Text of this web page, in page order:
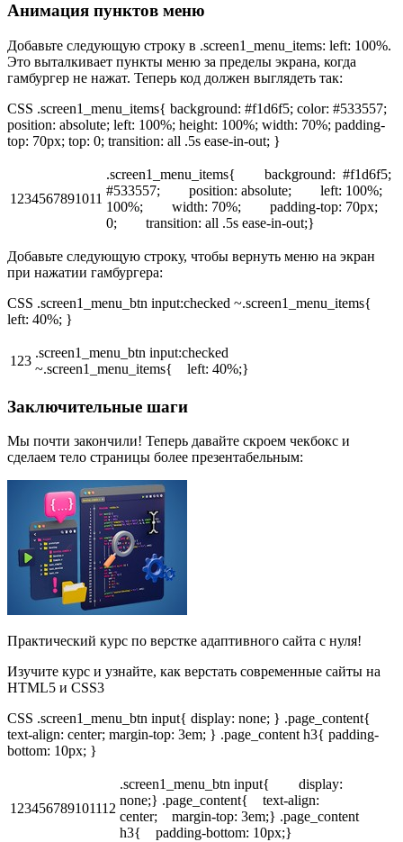
Анимация пунктов меню
Добавьте следующую строку в .screen1_menu_items: left: 100%.
Это выталкивает пункты меню за пределы экрана, когда
гамбургер не нажат. Теперь код должен выглядеть так:
CSS .screen1_menu_items{ background: #f1d6f5; color: #533557;
position: absolute; left: 100%; height: 100%; width: 70%; padding-
top: 70px; top: 0; transition: all .5s ease-in-out; }
1234567891011
.screen1_menu_items{ background:
#533557; position: absolute; left: 100%;
100%; width: 70%; padding-top: 70px;
0; transition: all .5s ease-in-out;}
Добавьте следующую строку, чтобы вернуть меню на экран
при нажатии гамбургера:
CSS .screen1_menu_btn input:checked ~.screen1_menu_items{
left: 40%; }
123
.screen1_menu_btn input:checked
~.screen1_menu_items{ left: 40%;}
Заключительные шаги
Мы почти закончили! Теперь давайте скроем чекбокс и
сделаем тело страницы более презентабельным:
Практический курс по верстке адаптивного сайта с нуля!
Изучите курс и узнайте, как верстать современные сайты на
HTML5 и CSS3
CSS .screen1_menu_btn input{ display: none; } .page_content{
text-align: center; margin-top: 3em; } .page_content h3{ padding-
bottom: 10px; }
123456789101112
.screen1_menu_btn input{ display:
none;} .page_content{ text-align:
center; margin-top: 3em;} .page_content
h3{ padding-bottom: 10px;}